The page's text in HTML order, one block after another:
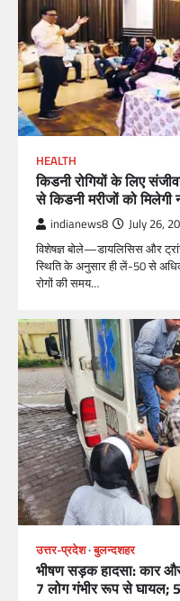
HEALTH
किडनी रोगियों के लिए
से किडनी मरीजों को मिलेगी
indianews8 July 26,
विशेषज्ञ बोले—डायलिसिस और
स्थिति के अनुसार ही लें-50 से
रोगों की समय…
उत्तर-प्रदेश बुलन्दशहर
भीषण सड़क हादसा: कार
7 लोग गंभीर रूप से घायल;